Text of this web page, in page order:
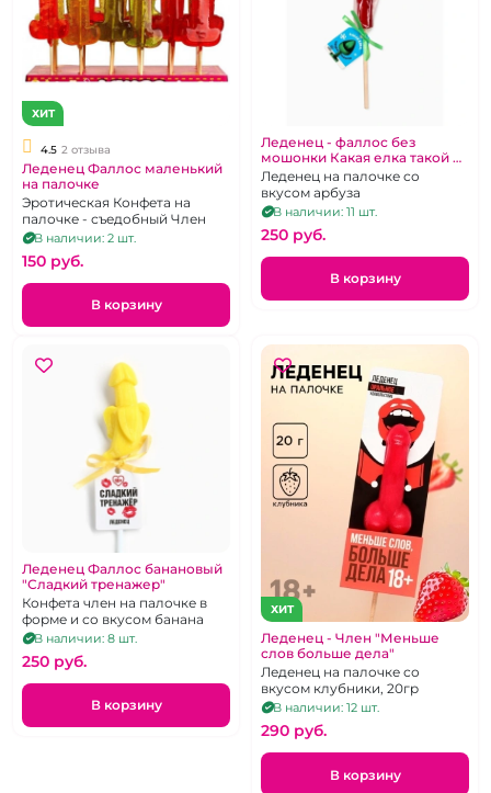
ХИТ
4.5 2 отзыва
Леденец Фаллос маленький
на палочке
Эротическая Конфета на
палочке - съедобный Член
В наличии: 2 шт.
150 pуб.
В корзину
Леденец - фаллос без
мошонки Какая елка такой и
подарок"
Леденец на палочке со
вкусом арбуза
В наличии: 11 шт.
250 pуб.
В корзину
Леденец Фаллос банановый
"Сладкий тренажер"
Конфета член на палочке в
форме и со вкусом банана
В наличии: 8 шт.
250 pуб.
В корзину
ХИТ
Леденец - Член "Меньше
слов больше дела"
Леденец на палочке со
вкусом клубники, 20гр
В наличии: 12 шт.
290 pуб.
В корзину